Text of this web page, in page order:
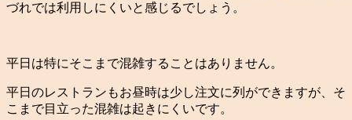
づれでは利用しにくいと感じるでしょう。
平日は特にそこまで混雑することはありません。
平日のレストランもお昼時は少し注文に列ができますが、そ
こまで目立った混雑は起きにくいです。